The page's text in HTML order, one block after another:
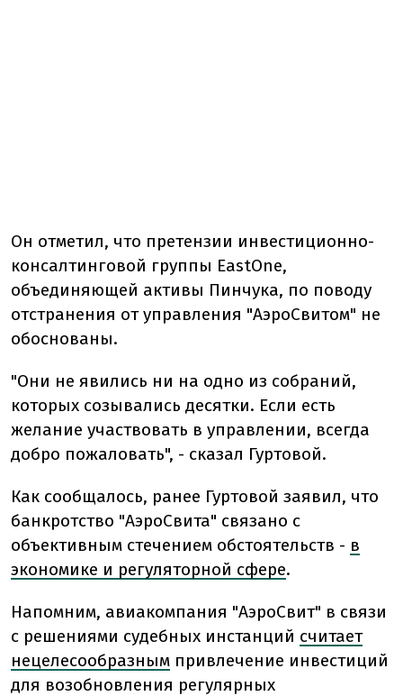
Он отметил, что претензии инвестиционно-
консалтинговой группы EastOne,
объединяющей активы Пинчука, по поводу
отстранения от управления "АэроСвитом" не
обоснованы.
"Они не явились ни на одно из собраний,
которых созывались десятки. Если есть
желание участвовать в управлении, всегда
добро пожаловать", - сказал Гуртовой.
Как сообщалось, ранее Гуртовой заявил, что
банкротство "АэроСвита" связано с
объективным стечением обстоятельств - в
экономике и регуляторной сфере.
Напомним, авиакомпания "АэроСвит" в связи
с решениями судебных инстанций считает
нецелесообразным привлечение инвестиций
для возобновления регулярных